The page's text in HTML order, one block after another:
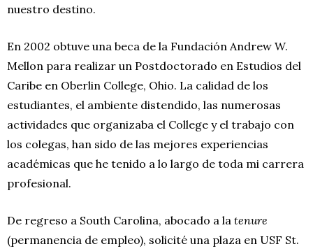
nuestro destino.
En 2002 obtuve una beca de la Fundación Andrew W.
Mellon para realizar un Postdoctorado en Estudios del
Caribe en Oberlin College, Ohio. La calidad de los
estudiantes, el ambiente distendido, las numerosas
actividades que organizaba el College y el trabajo con
los colegas, han sido de las mejores experiencias
académicas que he tenido a lo largo de toda mi carrera
profesional.
De regreso a South Carolina, abocado a la tenure
(permanencia de empleo), solicité una plaza en USF St.